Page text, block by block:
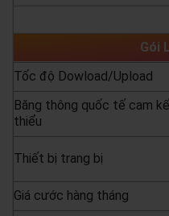
Gói
Tốc độ Dowload/Upload
Băng thông quốc tế cam
thiểu
Thiết bị trang bị
Giá cước hàng tháng